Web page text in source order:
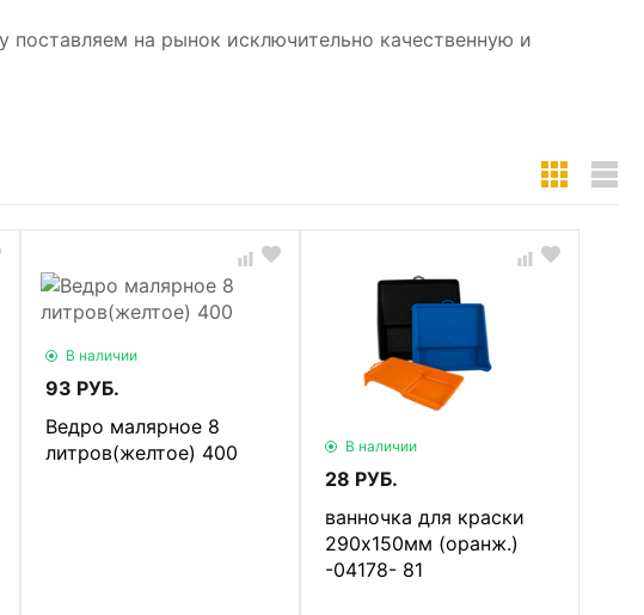
на рынок исключительно качественную и
В наличии
93 РУБ.
Ведро малярное 8
литров(желтое) 400
В наличии
28 РУБ.
ванночка для краски
290х150мм (оранж.)
-04178- 81